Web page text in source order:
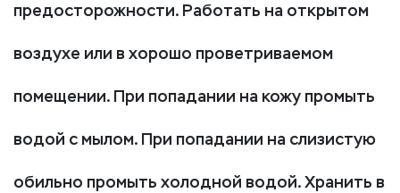
предосторожности. Работать на открытом
воздухе или в хорошо проветриваемом
помещении. При попадании на кожу промыть
водой с мылом. При попадании на слизистую
обильно промыть холодной водой. Хранить в